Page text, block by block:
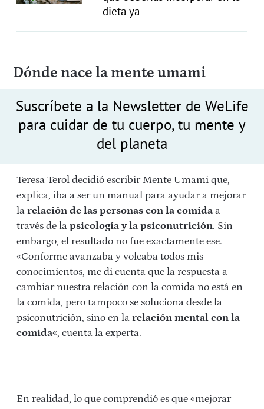
dieta ya
Dónde nace la mente umami
Suscríbete a la Newsletter de WeLife
para cuidar de tu cuerpo, tu mente y
del planeta
Teresa Terol decidió escribir Mente Umami que,
explica, iba a ser un manual para ayudar a mejorar
la relación de las personas con la comida a
través de la psicología y la psiconutrición. Sin
embargo, el resultado no fue exactamente ese.
«Conforme avanzaba y volcaba todos mis
conocimientos, me di cuenta que la respuesta a
cambiar nuestra relación con la comida no está en
la comida, pero tampoco se soluciona desde la
psiconutrición, sino en la relación mental con la
comida«, cuenta la experta.
En realidad, lo que comprendió es que «mejorar